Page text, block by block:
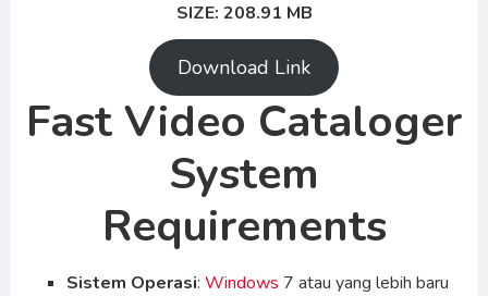
SIZE: 208.91 MB
Download Link
Fast Video Cataloger
System
Requirements
Sistem Operasi: Windows 7 atau yang lebih baru